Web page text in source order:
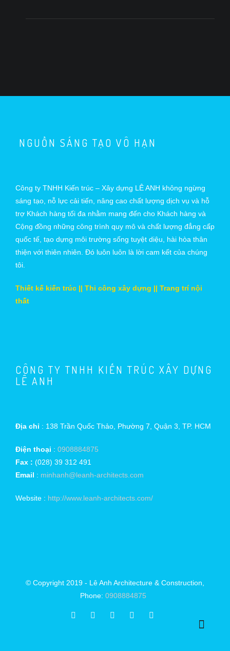
NGUỒN SÁNG TẠO VÔ HẠN
Công ty TNHH Kiến trúc – Xây dựng LÊ ANH không ngừng
sáng tạo, nỗ lực cải tiến, nâng cao chất lượng dịch vụ và hỗ
trợ Khách hàng tối đa nhằm mang đến cho Khách hàng và
Cộng đồng những công trình quy mô và chất lượng đẳng cấp
quốc tế, tạo dựng môi trường sống tuyệt diệu, hài hòa thân
thiện với thiên nhiên. Đó luôn luôn là lời cam kết của chúng
tôi.
Thiết kế kiến trúc || Thi công xây dựng || Trang trí nội
thất
CÔNG TY TNHH KIẾN TRÚC XÂY DỰNG
LÊ ANH
Địa chỉ : 138 Trần Quốc Thảo, Phường 7, Quận 3, TP. HCM
Điện thoại : 0908884875
Fax : (028) 39 312 491
Email : minhanh@leanh-architects.com
Website : http://www.leanh-architects.com/
© Copyright 2019 - Lê Anh Architecture & Construction,
Phone: 0908884875